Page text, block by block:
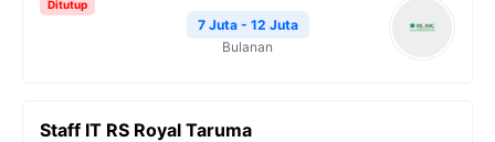
Ditutup
7 Juta - 12 Juta
Bulanan
Staff IT RS Royal Taruma